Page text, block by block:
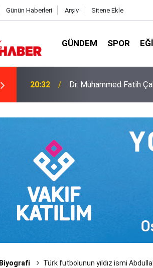
Günün Haberleri Arşiv Sitene Ekle
GÜNDEM SPOR
14:52 Diyanet İşleri
Biyografi Türk futbolunun yıldız ismi